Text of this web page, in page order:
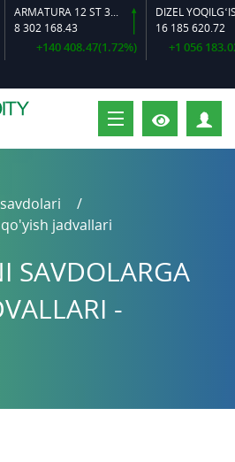
ARMATURA 12 ST 35 GS O‘LCHAMLI
8 302 168.43
+140 408.47(1.72%)
DIZEL YOQILG‘ISI
16 185 620.72
+1 056
jadvallari
SAVDOLARGA
-